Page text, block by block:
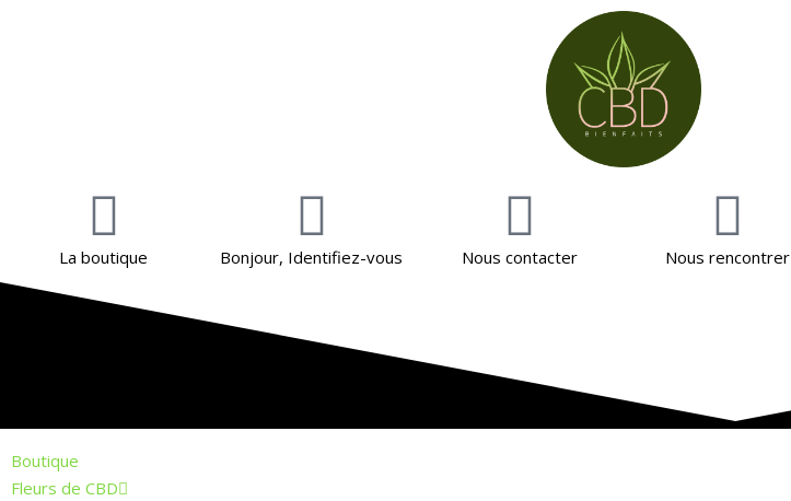
La boutique Bonjour, Identifiez-vous Nous contacter Nous rencontrer
Boutique
Fleurs de CBD